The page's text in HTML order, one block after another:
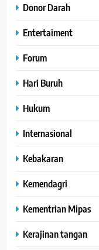
Donor Darah
Entertaiment
Forum
Hari Buruh
Hukum
Internasional
Kebakaran
Kemendagri
Kementrian Mipas
Kerajinan tangan